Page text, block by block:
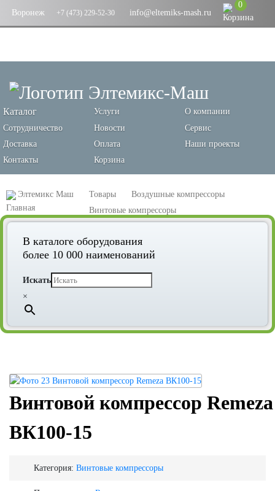
Воронеж +7 (473) 229-52-30 info@eltemiks-mash.ru
0
Каталог Услуги
О компании
Сотрудничество
Новости
Сервис
Доставка
Оплата
Наши проекты
Контакты
Корзина
Элтемикс Маш Товары
Воздушные компрессоры
Винтовые компрессоры
Винтовой компрессор Remeza ВК100-15
В каталоге оборудования
более 10 000 наименований
Искать
×
Винтовой компрессор Remeza
ВК100-15
Категория: Винтовые компрессоры